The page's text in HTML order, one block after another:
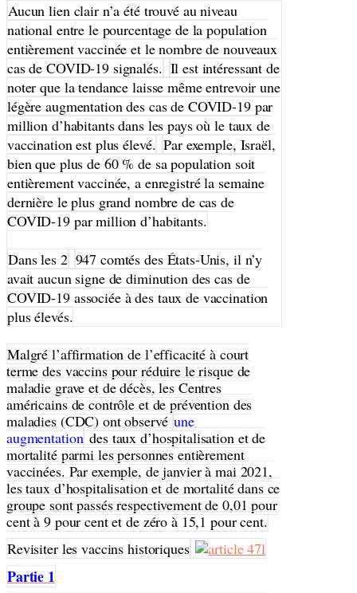
Aucun lien clair n’a été trouvé au niveau
national entre le pourcentage de la population
entièrement vaccinée et le nombre de nouveaux
cas de COVID-19 signalés. Il est intéressant de
noter que la tendance laisse même entrevoir une
légère augmentation des cas de COVID-19 par
million d’habitants dans les pays où le taux de
vaccination est plus élevé. Par exemple, Israël,
bien que plus de 60 % de sa population soit
entièrement vaccinée, a enregistré la semaine
dernière le plus grand nombre de cas de
COVID-19 par million d’habitants.
Dans les 2 947 comtés des États-Unis, il n’y
avait aucun signe de diminution des cas de
COVID-19 associée à des taux de vaccination
plus élevés.
Malgré l’affirmation de l’efficacité à court
terme des vaccins pour réduire le risque de
maladie grave et de décès, les Centres
américains de contrôle et de prévention des
maladies (CDC) ont observéune
augmentationdes taux d’hospitalisation et de
mortalité parmi les personnes entièrement
vaccinées. Par exemple, de janvier à mai 2021,
les taux d’hospitalisation et de mortalité dans ce
groupe sont passés respectivement de 0,01 pour
cent à 9 pour cent et de zéro à 15,1 pour cent.
Revisiter les vaccins historiques
Partie 1